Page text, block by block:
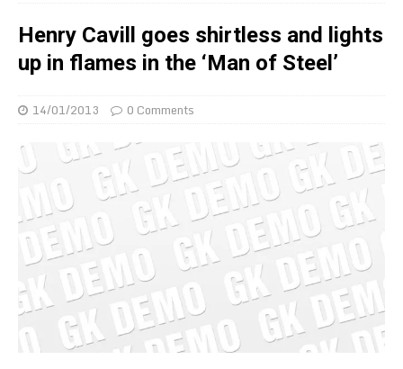
Henry Cavill goes shirtless and lights
up in flames in the ‘Man of Steel’
14/01/2013 0 Comments